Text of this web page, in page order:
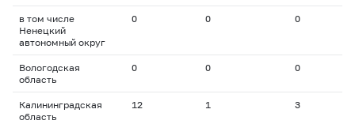
в том числе
Ненецкий
автономный округ
0 0 0
Вологодская
область
0 0 0
Калининградская
область
12 1 3